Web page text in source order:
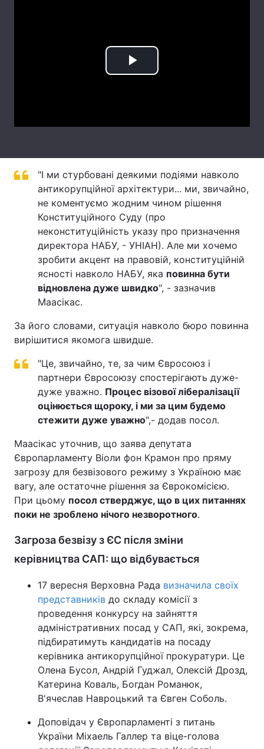
Статті
Архів Вакансії
Контакти
Послуги
Тема оформлення
Play
"І ми стурбовані деякими подіями навколо
антикорупційної архітектури... ми, звичайно,
не коментуємо жодним чином рішення
Конституційного Суду (про
неконституційність указу про призначення
директора НАБУ, - УНІАН). Але ми хочемо
зробити акцент на правовій, конституційній
ясності навколо НАБУ, яка повинна бути
відновлена дуже швидко", - зазначив
Маасікас.
За його словами, ситуація навколо бюро повинна
вирішитися якомога швидше.
"Це, звичайно, те, за чим Євросоюз і
партнери Євросоюзу спостерігають дуже-
дуже уважно. Процес візової лібералізації
оцінюється щороку, і ми за цим будемо
стежити дуже уважно",- додав посол.
Маасікас уточнив, що заява депутата
Європарламенту Віоли фон Крамон про пряму
загрозу для безвізового режиму з Україною має
вагу, але остаточне рішення за Єврокомісією.
При цьому посол стверджує, що в цих питаннях
поки не зроблено нічого незворотного.
Загроза безвізу з ЄС після зміни
керівництва САП: що відбувається
17 вересня Верховна Рада визначила своїх
представників до складу комісії з
проведення конкурсу на зайняття
адміністративних посад у САП, які, зокрема,
підбиратимуть кандидатів на посаду
керівника антикорупційної прокуратури. Це
Олена Бусол, Андрій Гуджал, Олексій Дрозд,
Катерина Коваль, Богдан Романюк,
В'ячеслав Навроцький та Євген Соболь.
Доповідач у Європарламенті з питань
України Міхаель Галлер та віце-голова